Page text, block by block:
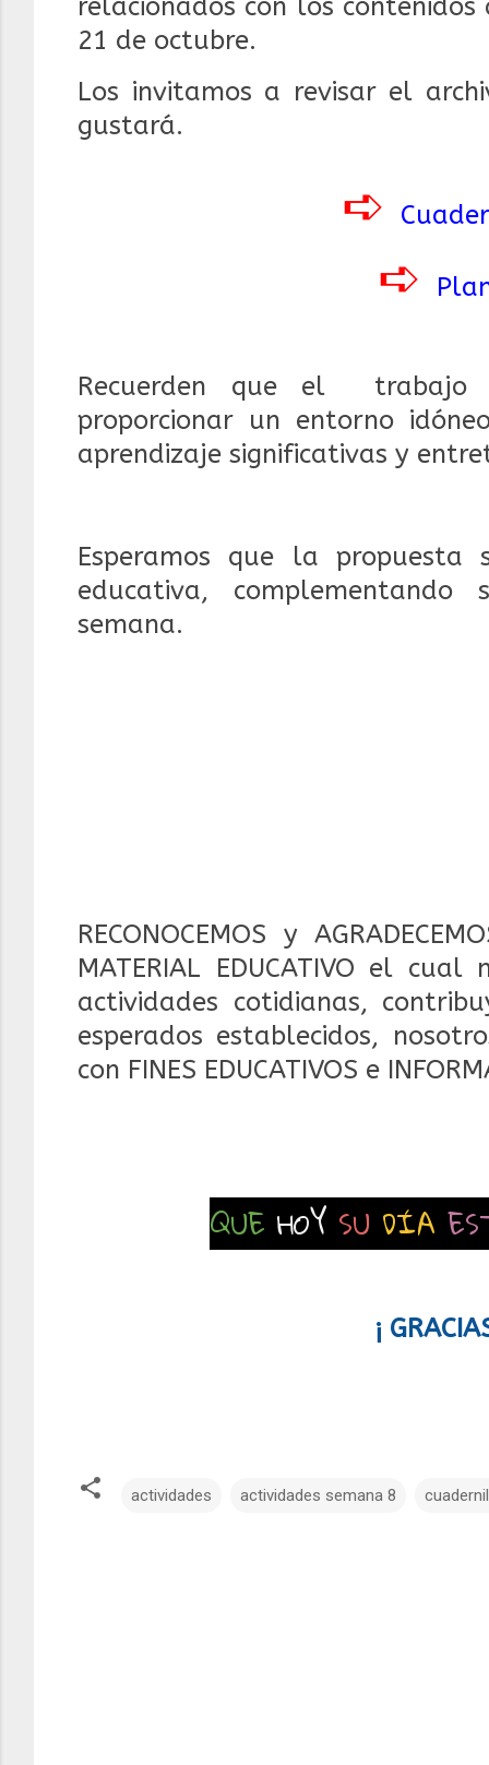
relacionados con los
21 de octubre.
Los invitamos a revisar el
gustará.
➪
➪
Recuerden que el trabajo
proporcionar un entorno
aprendizaje significativas y
Esperamos que la
educativa,
semana.
RECONOCEMOS y
MATERIAL EDUCATIVO el
actividades cotidianas,
esperados establecidos,
con FINES EDUCATIVOS e
QUE HOY SU DÍA
¡
actividades actividades semana 8